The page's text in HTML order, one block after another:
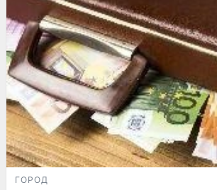
ГОРОД